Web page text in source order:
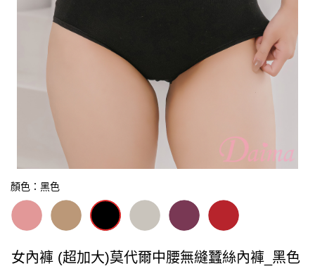
顏色：黑色
女內褲 (超加大)莫代爾中腰無縫蠶絲內褲_黑色